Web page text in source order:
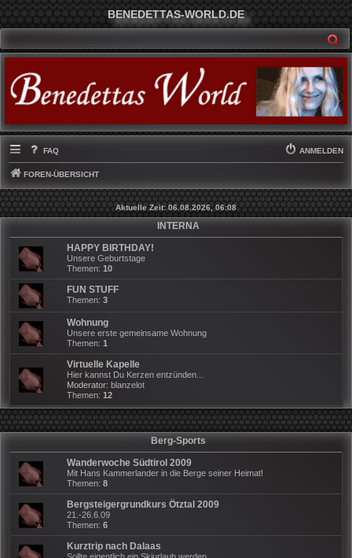
BENEDETTAS-WORLD.DE
FAQ ANMELDEN
FOREN-ÜBERSICHT
Aktuelle Zeit: 06.08.2026, 06:08
INTERNA
HAPPY BIRTHDAY!
Unsere Geburtstage
Themen: 10
FUN STUFF
Themen: 3
Wohnung
Unsere erste gemeinsame Wohnung
Themen: 1
Virtuelle Kapelle
Hier kannst Du Kerzen entzünden...
Moderator: blanzelot
Themen: 12
Berg-Sports
Wanderwoche Südtirol 2009
Mit Hans Kammerlander in die Berge seiner Heimat!
Themen: 8
Bergsteigergrundkurs Ötztal 2009
21.-26.6.09
Themen: 6
Kurztrip nach Dalaas